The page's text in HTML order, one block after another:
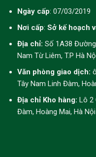
Ngày cấp: 07/03/2019
Nơi cấp: Sở kế hoạch
Địa chỉ: Số 1A38
Nam Từ Liêm, T.P Hà
Văn phòng giao dịch:
Tây Nam Linh Đàm,
Địa chỉ Kho hàng: Lô 2
Đàm, Hoàng Mai, Hà Nội